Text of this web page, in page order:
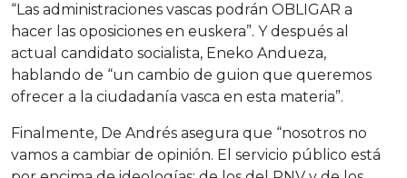
“Las administraciones vascas podrán OBLIGAR a
hacer las oposiciones en euskera”. Y después al
actual candidato socialista, Eneko Andueza,
hablando de “un cambio de guion que queremos
ofrecer a la ciudadanía vasca en esta materia”.
Finalmente, De Andrés asegura que “nosotros no
vamos a cambiar de opinión. El servicio público está